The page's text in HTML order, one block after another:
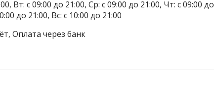
Вт: с 09:00 до 21:00, Ср: с 09:00 до 21:00, Чт: с 09:00 до
до 21:00, Вс: с 10:00 до 21:00
Оплата через банк